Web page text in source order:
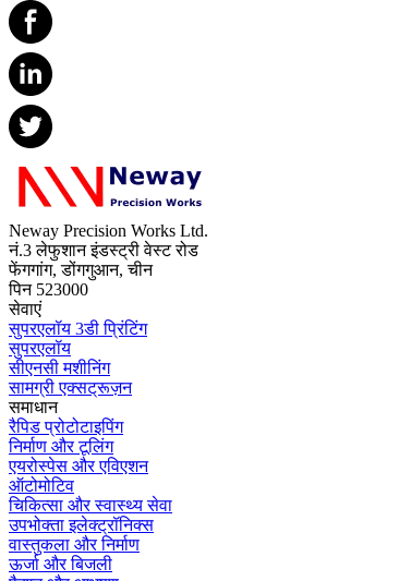
Neway Precision Works Ltd.
नं.3 लेफुशान इंडस्ट्री वेस्ट रोड
फेंगगांग, डोंगगुआन, चीन
पिन 523000
सेवाएं
सुपरएलॉय 3डी प्रिंटिंग
सुपरएलॉय
सीएनसी मशीनिंग
सामग्री एक्सट्रूज़न
समाधान
रैपिड प्रोटोटाइपिंग
निर्माण और टूलिंग
एयरोस्पेस और एविएशन
ऑटोमोटिव
चिकित्सा और स्वास्थ्य सेवा
उपभोक्ता इलेक्ट्रॉनिक्स
वास्तुकला और निर्माण
ऊर्जा और बिजली